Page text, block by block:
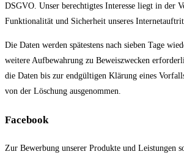
DSGVO. Unser berechtigtes Interesse liegt in der
Funktionalität und Sicherheit unseres
Die Daten werden spätestens nach sieben Tage
weitere Aufbewahrung zu Beweiszwecken
die Daten bis zur endgültigen Klärung eines
von der Löschung ausgenommen.
Facebook
Zur Bewerbung unserer Produkte und Leistungen